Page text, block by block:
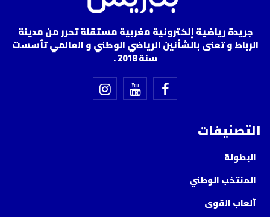
جريدة رياضية إلكترونية مغربية مستقلة تحرر من مدينة
الرباط و تعنى بالشأنين الرياضي الوطني و العالمي تأسست
سنة 2018 .
التصنيفات
البطولة
المنتخب الوطني
ألعاب القوى